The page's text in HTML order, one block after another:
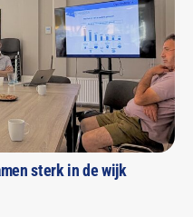
sterk in de wijk